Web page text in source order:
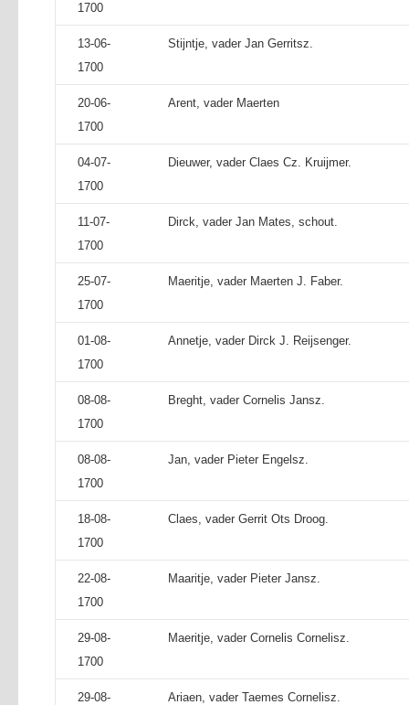
1700
13-06-
1700
Stijntje, vader Jan Gerritsz.
20-06-
1700
Arent, vader Maerten
04-07-
1700
Dieuwer, vader Claes Cz. Kruijmer.
11-07-
1700
Dirck, vader Jan Mates, schout.
25-07-
1700
Maeritje, vader Maerten J. Faber.
01-08-
1700
Annetje, vader Dirck J. Reijsenger.
08-08-
1700
Breght, vader Cornelis Jansz.
08-08-
1700
Jan, vader Pieter Engelsz.
18-08-
1700
Claes, vader Gerrit Ots Droog.
22-08-
1700
Maaritje, vader Pieter Jansz.
29-08-
1700
Maeritje, vader Cornelis Cornelisz.
29-08-
Ariaen, vader Taemes Cornelisz.